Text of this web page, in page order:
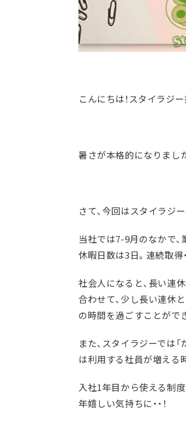
こんにちは！スタイラジ
暑さが本格的になりまし
さて、今回はスタイラジ
当社では7-9月のなかで
休暇日数は3日。連続取得
社会人になると、長い連
合わせて、少し長い連休
の時間を過ごすことがで
また、スタイラジーでは
は利用する社員が増える
入社1年目から使える制
年嬉しい気持ちに・・！